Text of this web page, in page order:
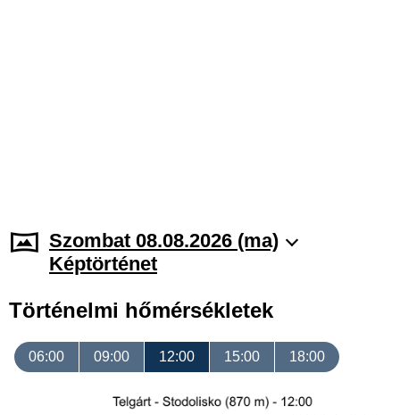
Szombat 08.08.2026 (ma)
Képtörténet
Történelmi hőmérsékletek
06:00 09:00 12:00 15:00 18:00